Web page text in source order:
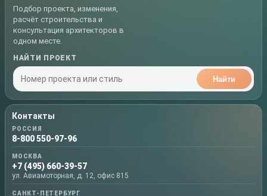
Подбор проекта, изменения,
расчёт строительства и
консультация архитекторов в
одном месте.
НАЙТИ ПРОЕКТ
Найти
Контакты
РОССИЯ
8-800 550-97-96
МОСКВА
+7 (495) 660-39-57
ул. Авиамоторная, д. 12, офис 815
САНКТ-ПЕТЕРБУРГ